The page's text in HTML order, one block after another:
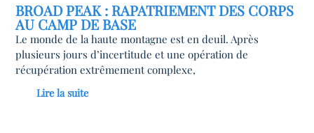
BROAD PEAK : RAPATRIEMENT DES CORPS
AU CAMP DE BASE
Le monde de la haute montagne est en deuil. Après
plusieurs jours d’incertitude et une opération de
récupération extrêmement complexe,
Lire la suite